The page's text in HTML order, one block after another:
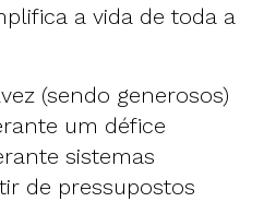
a vida de toda a
(sendo generosos)
um défice
sistemas
de pressupostos